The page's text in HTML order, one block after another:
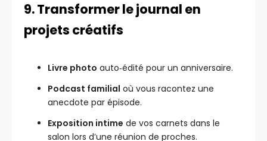
9. Transformer le journal en
projets créatifs
Livre photo auto‑édité pour un anniversaire.
Podcast familial où vous racontez une
anecdote par épisode.
Exposition intime de vos carnets dans le
salon lors d’une réunion de proches.